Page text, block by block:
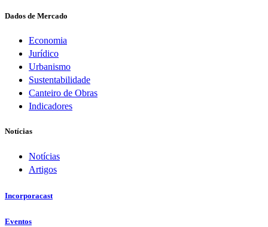
Dados de Mercado
Economia
Jurídico
Urbanismo
Sustentabilidade
Canteiro de Obras
Indicadores
Notícias
Notícias
Artigos
Incorporacast
Eventos